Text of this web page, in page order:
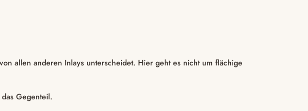
allen anderen Inlays unterscheidet. Hier geht es nicht um flächige
Gegenteil.